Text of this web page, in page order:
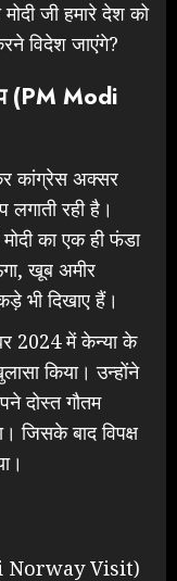
जी हमारे देश को
विदेश जाएंगे?
(PM Modi
कांग्रेस अक्सर
लगाती रही है।
का एक ही फंडा
खूब अमीर
भी दिखाए हैं।
2024 में केन्या के
किया। उन्होंने
दोस्त गौतम
जिसके बाद विपक्ष
Norway Visit)